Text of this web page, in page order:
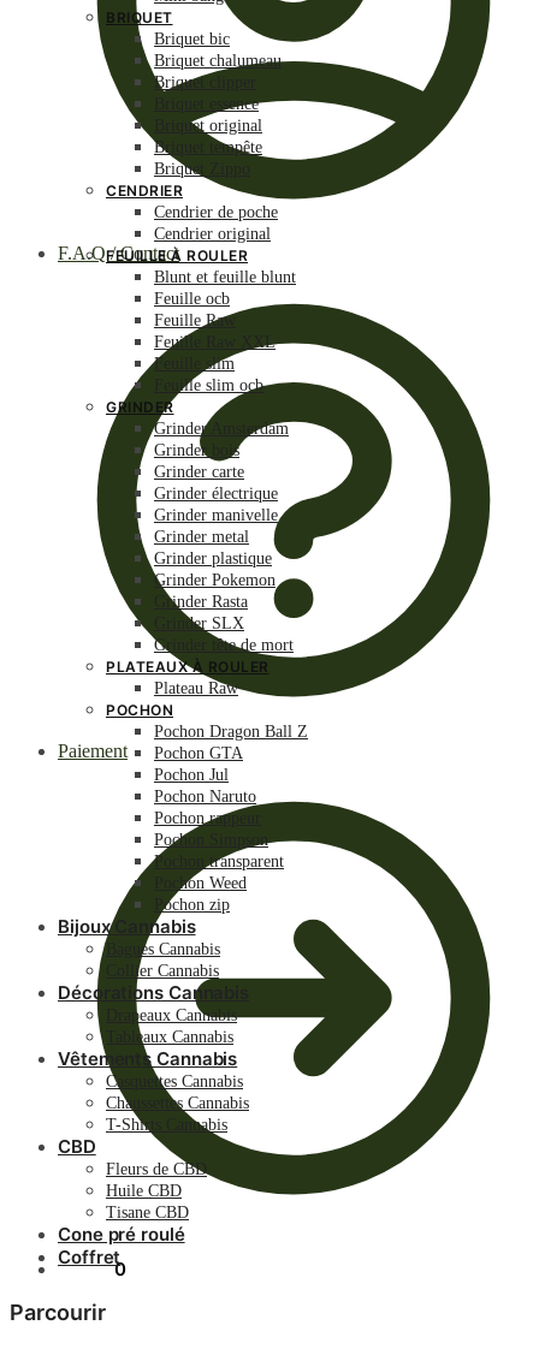
F.A.Q / Contact
Paiement
0.00€ 0
BRIQUET
Briquet bic
Briquet chalumeau
Briquet clipper
Briquet essence
Briquet original
Briquet tempête
Briquet Zippo
CENDRIER
Cendrier de poche
Cendrier original
FEUILLE À ROULER
Blunt et feuille blunt
Feuille ocb
Feuille Raw
Feuille Raw XXL
Feuille slim
Feuille slim ocb
GRINDER
Grinder Amsterdam
Grinder bois
Grinder carte
Grinder électrique
Grinder manivelle
Grinder metal
Grinder plastique
Grinder Pokemon
Grinder Rasta
Grinder SLX
Grinder tête de mort
PLATEAUX À ROULER
Plateau Raw
POCHON
Pochon Dragon Ball Z
Pochon GTA
Pochon Jul
Pochon Naruto
Pochon rappeur
Pochon Simpson
Pochon transparent
Pochon Weed
Pochon zip
Bijoux Cannabis
Bagues Cannabis
Collier Cannabis
Décorations Cannabis
Drapeaux Cannabis
Tableaux Cannabis
Vêtements Cannabis
Casquettes Cannabis
Chaussettes Cannabis
T-Shirts Cannabis
CBD
Fleurs de CBD
Huile CBD
Tisane CBD
Cone pré roulé
Coffret
Parcourir